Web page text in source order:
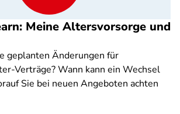
Meine Altersvorsorge und
geplanten Änderungen für
Verträge? Wann kann ein Wechsel
Sie bei neuen Angeboten achten